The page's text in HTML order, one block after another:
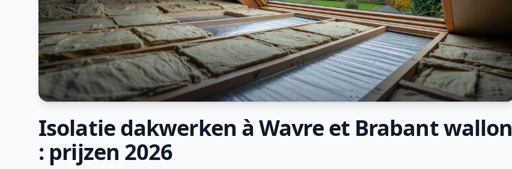
Isolatie dakwerken à Wavre et Brabant wallon
: prijzen 2026